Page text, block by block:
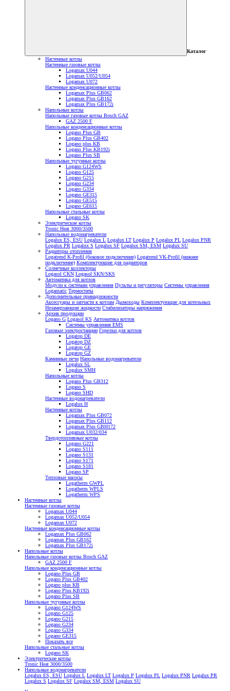
Каталог
Настенные котлы
Настенные газовые котлы
Logamax U044
Logamax U052/U054
Logamax U072
Настенные конденсационные котлы
Logamax Plus GB062
Logamax Plus GB162
Logamax Plus GB172i
Напольные котлы
Напольные газовые котлы Bosch GAZ
GAZ 2500 F
Напольные конденсационные котлы
Logano Plus GB
Logano Plus GB402
Logano plus KB
Logano Plus KB192i
Logano Plus SB
Напольные чугунные котлы
Logano G124WS
Logano G125
Logano G215
Logano G234
Logano G334
Logano GE315
Logano GE515
Logano GE615
Напольные стальные котлы
Logano SK
Электрические котлы
Tronic Heat 3000/3500
Напольные водонагреватели
Logalux ES, ESU Logalux L Logalux LT Logalux P Logalux PL Logalux PNR
Logalux PR Logalux S Logalux SF Logalux SM, ESM Logalux SU
Радиаторы отопления
Logatrend K-Profil (боковое подключение) Logatrend VK-Profil (нижнее
подключение) Комплектующие для радиаторов
Солнечные коллекторы
Logasol CKN Logasol SKN/SKS
Автоматика для котлов
Модули к системам управления Пульты и регуляторы Системы управления
Logamatic Термостаты
Дополнительные принадлежности
Аксессуары и запчасти к котлам Дымоходы Комплектующие для котельных
Незамерзающие жидкости Стабилизаторы напряжения
Архив продукции
Logano G Logasol KS Автоматика котлов
Системы управления EMS
Газовые электростанции Горелки для котлов
Logatop DE
Logatop DZ
Logatop GE
Logatop GZ
Каминные печи Напольные водонагреватели
Logalux SL
Logalux SMH
Напольные котлы
Logano Plus GB312
Logano S
Logano SHD
Настенные водонагреватели
Logalux H
Настенные котлы
Logamax Plus GB072
Logamax Plus GB112
Logamax Plus GBH172
Logamax U032/034
Твердотопливные котлы
Logano G221
Logano S111
Logano S131
Logano S171
Logano S181
Logano SP
Тепловые насосы
Logatherm GWPL
Logatherm WPLS
Logatherm WPS
Настенные котлы
Настенные газовые котлы
Logamax U044
Logamax U052/U054
Logamax U072
Настенные конденсационные котлы
Logamax Plus GB062
Logamax Plus GB162
Logamax Plus GB172i
Напольные котлы
Напольные газовые котлы Bosch GAZ
GAZ 2500 F
Напольные конденсационные котлы
Logano Plus GB
Logano Plus GB402
Logano plus KB
Logano Plus KB192i
Logano Plus SB
Напольные чугунные котлы
Logano G124WS
Logano G125
Logano G215
Logano G234
Logano G334
Logano GE315
Показать все
Напольные стальные котлы
Logano SK
Электрические котлы
Tronic Heat 3000/3500
Напольные водонагреватели
Logalux ES, ESU Logalux L Logalux LT Logalux P Logalux PL Logalux PNR Logalux PR
Logalux S Logalux SF Logalux SM, ESM Logalux SU